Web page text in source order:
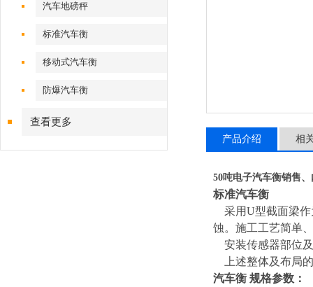
汽车地磅秤
标准汽车衡
移动式汽车衡
防爆汽车衡
查看更多
产品介绍 相
50吨电子汽车衡销售
标准汽车衡
采用U型截面梁
蚀。施工工艺简单
安装传感器部位
上述整体及布局
汽车衡 规格参数：